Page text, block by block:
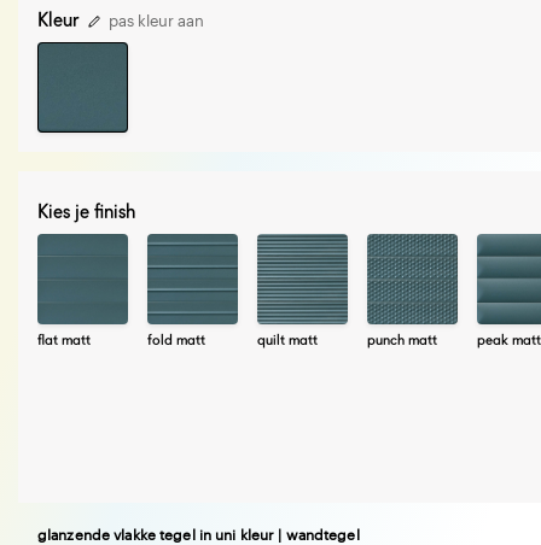
Kleur pas kleur aan
Kies je finish
flat matt fold matt quilt matt punch matt peak matt
glanzende vlakke tegel in uni kleur | wandtegel